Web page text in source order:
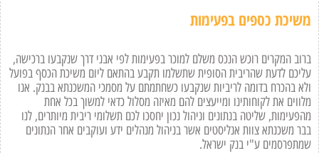
משיכת כספים בפעימות
ברוב המקרים רוכש הנכס משלם למוכר בפעימות לפי אבני דרך שנקבעו ברכישה,
עליכם לדעת שהריבית הסופית שתשלמו תקבע בהתאם ליום משיכת הכסף בפועל
ולא בהכרח בדומה לריביות שנקבעו כשחתמתם על מסמכי המשכנתא בבנק. אנו
מלווים את לקוחותינו ומייעצים להם מאיזה מסלול כדאי למשוך בכל אחת
מהפעימות, שליטה בנתונים וניהול נכון יחסכו לכם תשלומי ריבית מיותרים, לנו
בבר משכנתא צוות אנליסטים אשר בניהול מנהלים ידע ועוקבים אחר הנתונים
שמתפרסמים ע"י בנק ישראל.